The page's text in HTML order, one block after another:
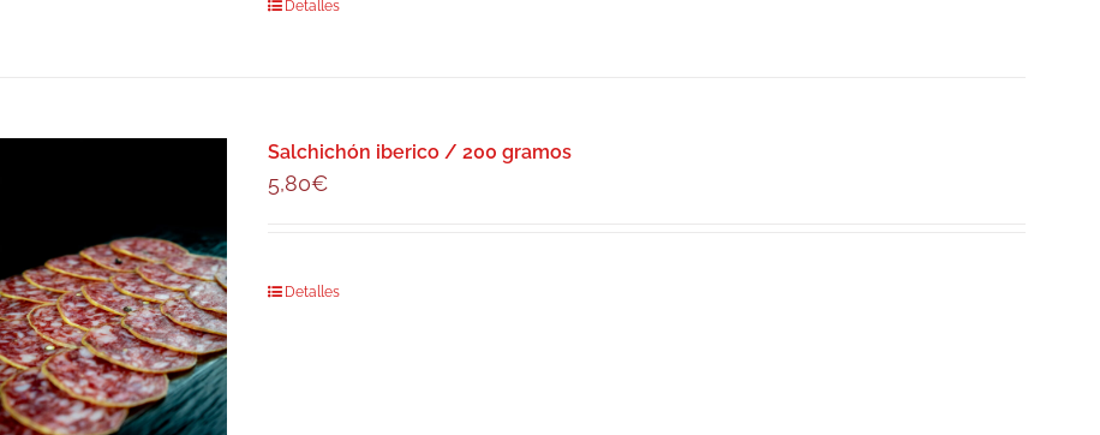
Detalles
Salchichón iberico / 200 gramos
5,80€
Detalles